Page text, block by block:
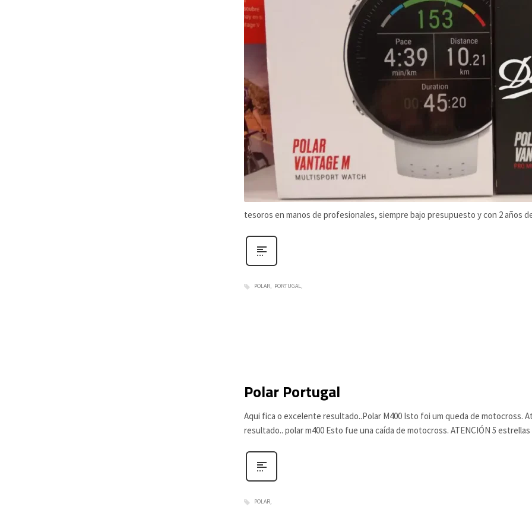
tesoros en manos de profesionales, siempre bajo presupuesto y con 2 años
POLAR PORTUGAL
Polar Portugal
Aqui fica o excelente resultado..Polar M400 Isto foi um queda de motocross.
resultado.. polar m400 Esto fue una caída de motocross. ATENCIÓN 5 estrellas
POLAR